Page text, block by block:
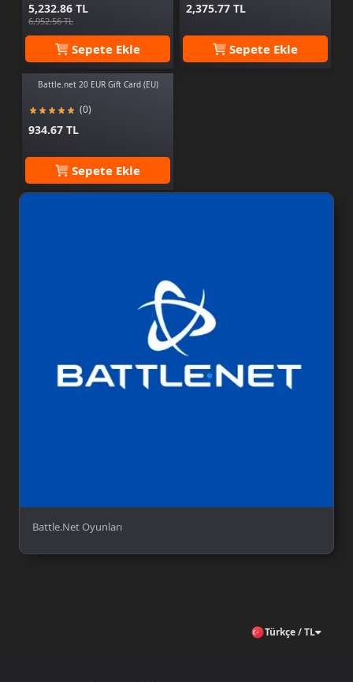
5,232.86 TL
6,952.56 TL
Sepete Ekle
2,375.77 TL
Sepete Ekle
Battle.net 20 EUR Gift Card (EU)
(0)
934.67 TL
Sepete Ekle
Battle.Net Oyunları
Türkçe / TL